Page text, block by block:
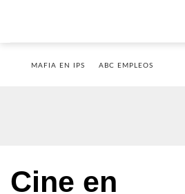
MAFIA EN IPS ABC EMPLEOS
Cine en